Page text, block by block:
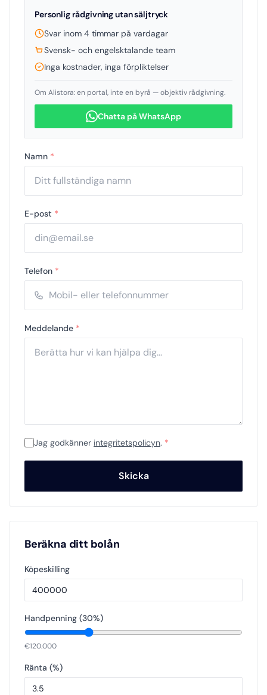
Personlig rådgivning utan säljtryck
Svar inom 4 timmar på vardagar
Svensk- och engelsktalande team
Inga kostnader, inga förpliktelser
Om Alistora: en portal, inte en byrå — objektiv rådgivning.
Chatta på WhatsApp
Namn *
E-post *
Telefon *
Meddelande *
Jag godkänner integritetspolicyn. *
Skicka
Beräkna ditt bolån
Köpeskilling
Handpenning (30%)
€120.000
Ränta (%)